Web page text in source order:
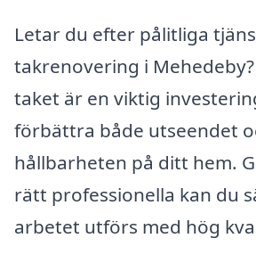
Letar du efter pålitliga
takrenovering i
taket är en viktig
förbättra både utseendet
hållbarheten på ditt hem.
rätt professionella kan du
arbetet utförs med hög